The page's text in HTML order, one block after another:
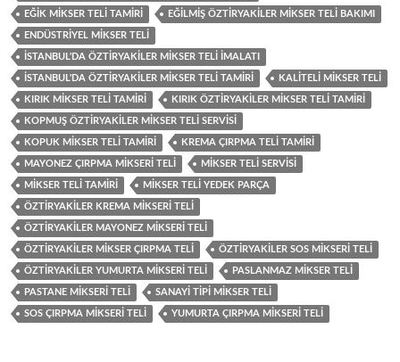
EĞIK MIKSER TELI TAMIRI EĞILMIŞ ÖZTIRYAKILER MIKSER TELI BAKIMI
ENDÜSTRIYEL MIKSER TELI
İSTANBUL'DA ÖZTIRYAKILER MIKSER TELI IMALATI
İSTANBUL'DA ÖZTIRYAKILER MIKSER TELI TAMIRI KALITELI MIKSER TELI
KIRIK MIKSER TELI TAMIRI KIRIK ÖZTIRYAKILER MIKSER TELI TAMIRI
KOPMUŞ ÖZTIRYAKILER MIKSER TELI SERVISI
KOPUK MIKSER TELI TAMIRI KREMA ÇIRPMA TELI TAMIRI
MAYONEZ ÇIRPMA MIKSERI TELI MIKSER TELI SERVISI
MIKSER TELI TAMIRI MIKSER TELI YEDEK PARÇA
ÖZTIRYAKILER KREMA MIKSERI TELI
ÖZTIRYAKILER MAYONEZ MIKSERI TELI
ÖZTIRYAKILER MIKSER ÇIRPMA TELI ÖZTIRYAKILER SOS MIKSERI TELI
ÖZTIRYAKILER YUMURTA MIKSERI TELI PASLANMAZ MIKSER TELI
PASTANE MIKSERI TELI SANAYI TIPI MIKSER TELI
SOS ÇIRPMA MIKSERI TELI YUMURTA ÇIRPMA MIKSERI TELI